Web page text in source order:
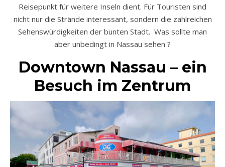
Reisepunkt für weitere Inseln dient. Für Touristen sind
nicht nur die Strände interessant, sondern die zahlreichen
Sehenswürdigkeiten der bunten Stadt. Was sollte man
aber unbedingt in Nassau sehen ?
Downtown Nassau – ein
Besuch im Zentrum